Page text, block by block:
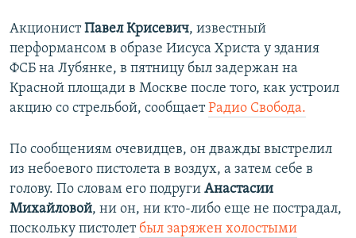
АкционистПавел Крисевич, известный
перформансом в образе Иисуса Христа у здания
ФСБ на Лубянке, в пятницу был задержан на
Красной площади в Москве после того, как устроил
акцию со стрельбой, сообщаетРадио Свобода.
По сообщениям очевидцев, он дважды выстрелил
из небоевого пистолета в воздух, а затем себе в
голову. По словам его подруги Анастасии
Михайловой, ни он, ни кто-либо еще не пострадал,
поскольку пистолет был заряжен холостыми